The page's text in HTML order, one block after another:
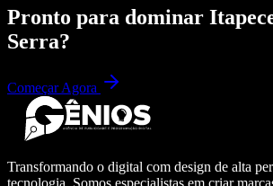
Pronto para dominar
Serra?
Começar Agora
Transformando o digital com design de alta